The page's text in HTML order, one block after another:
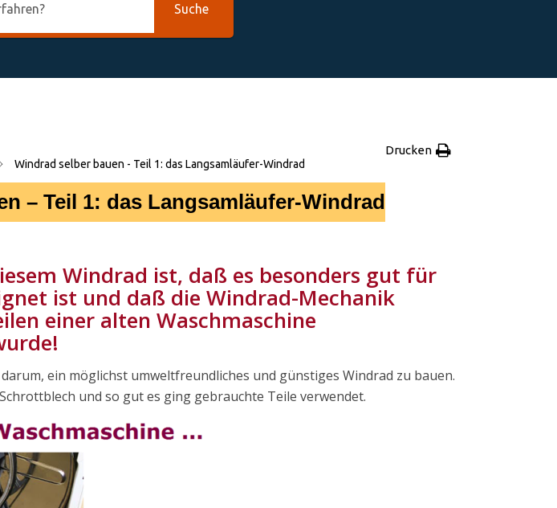
Suche
Windrad selber bauen - Teil 1: das Langsamläufer-Windrad
Drucken
– Teil 1: das Langsamläufer-Windrad
Windrad ist, daß es besonders gut für
ist und daß die Windrad-Mechanik
einer alten Waschmaschine
ein möglichst umweltfreundliches und günstiges Windrad zu bauen.
und so gut es ging gebrauchte Teile verwendet.